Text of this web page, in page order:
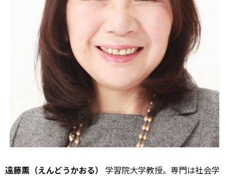
遠藤薫（えんどうかおる）
学習院大学教授。専門は社会学